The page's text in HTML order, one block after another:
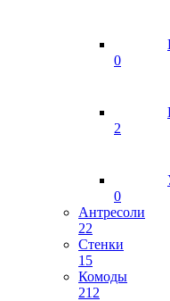
0
2
0
Антресоли
22
Стенки
15
Комоды
212